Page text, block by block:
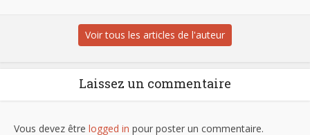
Voir tous les articles de l'auteur
Laissez un commentaire
Vous devez être logged in pour poster un commentaire.